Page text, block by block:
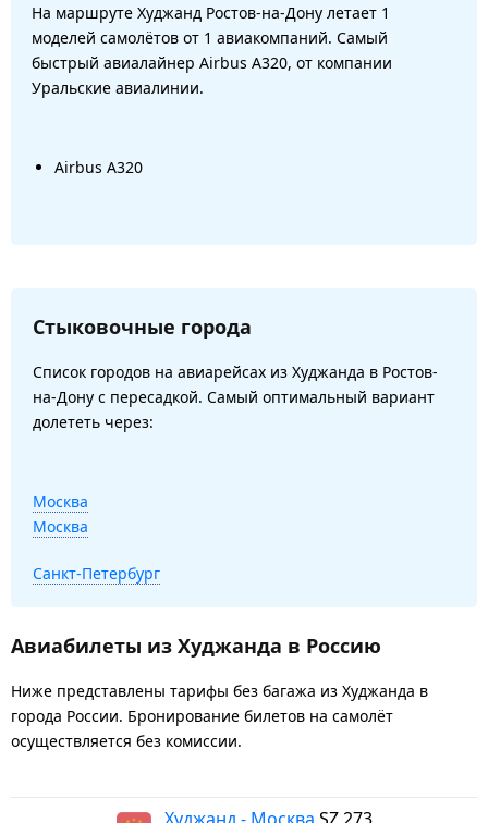
На маршруте Худжанд Ростов-на-Дону летает 1
моделей самолётов от 1 авиакомпаний. Самый
быстрый авиалайнер Airbus A320, от компании
Уральские авиалинии.
Airbus A320
Стыковочные города
Список городов на авиарейсах из Худжанда в Ростов-
на-Дону с пересадкой. Самый оптимальный вариант
долететь через:
Москва
Москва
Санкт-Петербург
Авиабилеты из Худжанда в Россию
Ниже представлены тарифы без багажа из Худжанда в
города России. Бронирование билетов на самолёт
осуществляется без комиссии.
Худжанд - Москва SZ 273